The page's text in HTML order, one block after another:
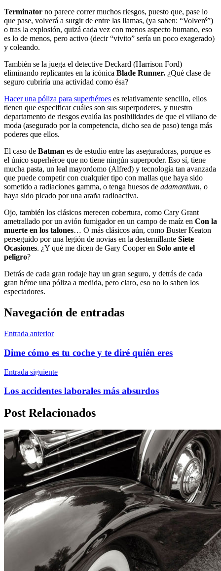
Terminator no parece correr muchos riesgos, puesto que, pase lo
que pase, volverá a surgir de entre las llamas, (ya saben: “Volveré”)
o tras la explosión, quizá cada vez con menos aspecto humano, eso
es lo de menos, pero activo (decir “vivito” sería un poco exagerado)
y coleando.
También se la juega el detective Deckard (Harrison Ford)
eliminando replicantes en la icónica Blade Runner. ¿Qué clase de
seguro cubriría una actividad como ésa?
Hacer una póliza para superhéroes es relativamente sencillo, ellos
tienen que especificar cuáles son sus superpoderes, y nuestro
departamento de riesgos evalúa las posibilidades de que el villano de
moda (asegurado por la competencia, dicho sea de paso) tenga más
poderes que ellos.
El caso de Batman es de estudio entre las aseguradoras, porque es
el único superhéroe que no tiene ningún superpoder. Eso sí, tiene
mucha pasta, un leal mayordomo (Alfred) y tecnología tan avanzada
que puede competir con cualquier tipo con mallas que haya sido
sometido a radiaciones gamma, o tenga huesos de adamantium, o
haya sido picado por una araña radioactiva.
Ojo, también los clásicos merecen cobertura, como Cary Grant
ametrallado por un avión fumigador en un campo de maíz en Con la
muerte en los talones… O más clásicos aún, como Buster Keaton
perseguido por una legión de novias en la desternillante Siete
Ocasiones. ¿Y qué me dicen de Gary Cooper en Solo ante el
peligro?
Detrás de cada gran rodaje hay un gran seguro, y detrás de cada
gran héroe una póliza a medida, pero claro, eso no lo saben los
espectadores.
Navegación de entradas
Entrada anterior
Dime cómo es tu coche y te diré quién eres
Entrada siguiente
Los accidentes laborales más absurdos
Post Relacionados